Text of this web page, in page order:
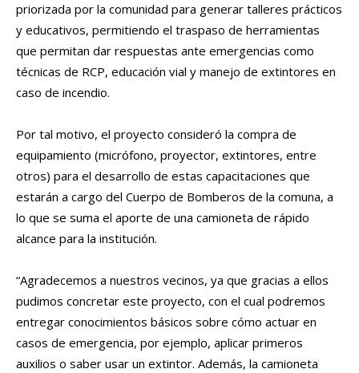
priorizada por la comunidad para generar talleres prácticos
y educativos, permitiendo el traspaso de herramientas
que permitan dar respuestas ante emergencias como
técnicas de RCP, educación vial y manejo de extintores en
caso de incendio.
Por tal motivo, el proyecto consideró la compra de
equipamiento (micrófono, proyector, extintores, entre
otros) para el desarrollo de estas capacitaciones que
estarán a cargo del Cuerpo de Bomberos de la comuna, a
lo que se suma el aporte de una camioneta de rápido
alcance para la institución.
“Agradecemos a nuestros vecinos, ya que gracias a ellos
pudimos concretar este proyecto, con el cual podremos
entregar conocimientos básicos sobre cómo actuar en
casos de emergencia, por ejemplo, aplicar primeros
auxilios o saber usar un extintor. Además, la camioneta